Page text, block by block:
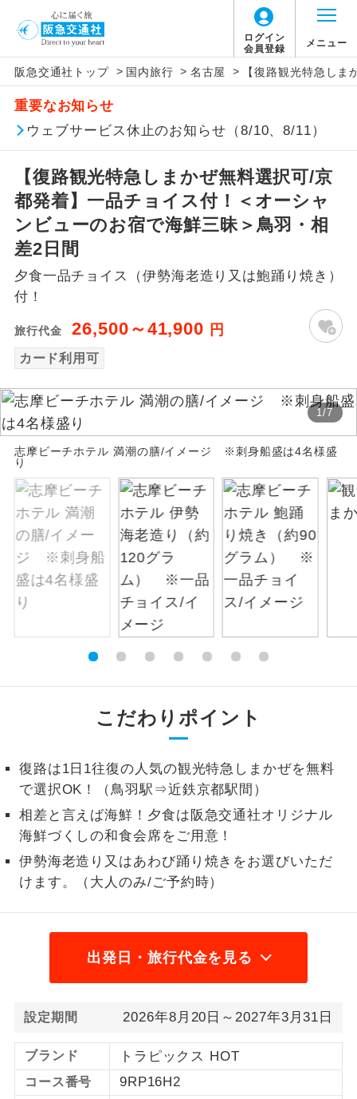
ログイン
会員登録
メニュー
阪急交通社トップ > 国内旅行 > 名古屋 > 【復路観光特急し
重要なお知らせ
ウェブサービス休止のお知らせ（8/10、8/11）
【復路観光特急しまかぜ無料選択可/京
都発着】一品チョイス付！＜オーシャ
ンビューのお宿で海鮮三昧＞鳥羽・相
差2日間
夕食一品チョイス（伊勢海老造り又は鮑踊り焼き）
付！
旅行代金 26,500～41,900 円
カード利用可
1/7
志摩ビーチホテル 満潮の膳/イメージ ※刺身船盛は4名様盛
り
こだわりポイント
復路は1日1往復の人気の観光特急しまかぜを無料
で選択OK！（鳥羽駅⇒近鉄京都駅間）
相差と言えば海鮮！夕食は阪急交通社オリジナル
海鮮づくしの和食会席をご用意！
伊勢海老造り又はあわび踊り焼きをお選びいただ
けます。（大人のみ/ご予約時）
出発日・旅行代金を見る
設定期間 2026年8月20日～2027年3月31日
ブランド トラピックス HOT
コース番号 9RP16H2
アイコン 説明
添乗員同行
往路出発空港（駅）から復路到着空港
（駅）まで同行します。
現地添乗員同
行
現地到着空港（駅）から最終日出発空港
（駅）まで添乗員が同行します。
バスガイド乗
務
バスガイドが乗務し、車内での観光案内
世界遺産
ユネスコに登録されている文化遺産や自
絶景 絶景スポットに立ち寄るコースです。
温泉 温泉地にも宿泊するコースです。
露天風呂
す。
ご宿泊ホテルに大浴場が付いています。
全食事付き
全てのお食事が付いていますので、お食
事の心配はいりません。（機内食を除
く）
お部屋食
お部屋にてゆっくりとお召し上がりいた
だけます。
トラベルイヤ
周りの音を気にせず、ガイドさんの説明
1名様から出発可能な個人型プランで
2名様催行
2名様から出発可能な個人型プランで
す。
おひとり様参
加限定
おひとり様限定でご参加いただけるコー
スです。
金
ご夫婦限定
ご夫婦限定でご参加いただけるコースで
女性限定
す。
年齢制限あり
ご参加にあたり年齢に制限があるコース
です。